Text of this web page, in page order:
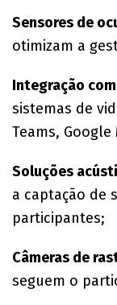
Sensores de
otimizam a
Integração
sistemas de
Teams, Google
Soluções
a captação de
participantes;
Câmeras de
seguem o